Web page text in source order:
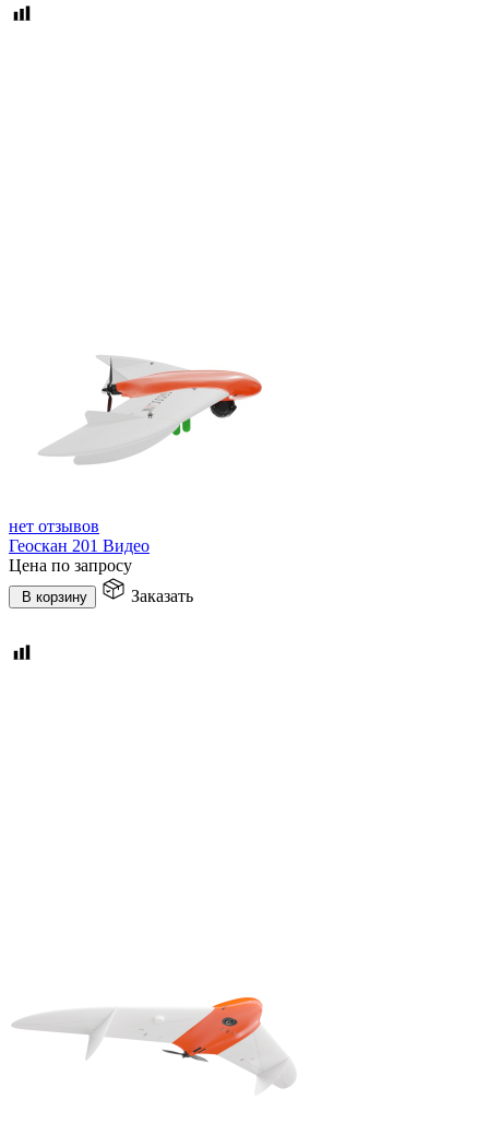
нет отзывов
Геоскан 201 Видео
Цена по запросу
В корзину Заказать